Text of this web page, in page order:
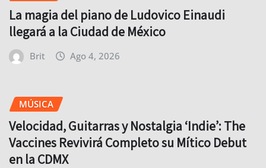
La magia del piano de Ludovico Einaudi
llegará a la Ciudad de México
Brit Ago 4, 2026
MÚSICA
Velocidad, Guitarras y Nostalgia ‘Indie’: The
Vaccines Revivirá Completo su Mítico Debut
en la CDMX